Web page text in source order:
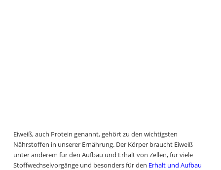
Eiweiß, auch Protein genannt, gehört zu den wichtigsten
Nährstoffen in unserer Ernährung. Der Körper braucht Eiweiß
unter anderem für den Aufbau und Erhalt von Zellen, für viele
Stoffwechselvorgänge und besonders für den Erhalt und Aufbau